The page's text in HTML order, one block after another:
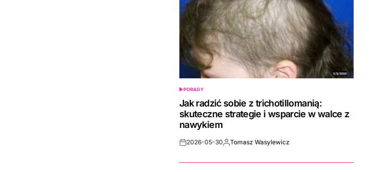
POSTED
IN
PORADY
Jak radzić sobie z trichotillomanią:
skuteczne strategie i wsparcie w walce z
nawykiem
Post2026-05-30By:Tomasz Wasylewicz